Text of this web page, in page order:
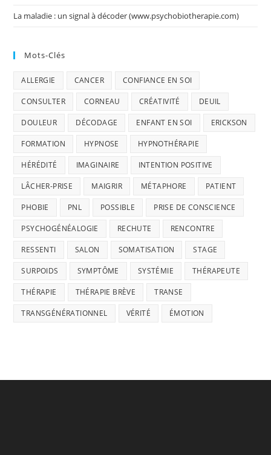
La maladie : un signal à décoder (www.psychobiotherapie.com)
Mots-Clés
ALLERGIE CANCER CONFIANCE EN SOI
CONSULTER CORNEAU CRÉATIVITÉ DEUIL
DOULEUR DÉCODAGE ENFANT EN SOI ERICKSON
FORMATION HYPNOSE HYPNOTHÉRAPIE
HÉRÉDITÉ IMAGINAIRE INTENTION POSITIVE
LÂCHER-PRISE MAIGRIR MÉTAPHORE PATIENT
PHOBIE PNL POSSIBLE PRISE DE CONSCIENCE
PSYCHOGÉNÉALOGIE RECHUTE RENCONTRE
RESSENTI SALON SOMATISATION STAGE
SURPOIDS SYMPTÔME SYSTÉMIE THÉRAPEUTE
THÉRAPIE THÉRAPIE BRÈVE TRANSE
TRANSGÉNÉRATIONNEL VÉRITÉ ÉMOTION